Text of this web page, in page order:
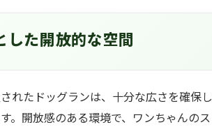
した開放的な空間
れたドッグランは、十分な広さを確保
。開放感のある環境で、ワンちゃんの